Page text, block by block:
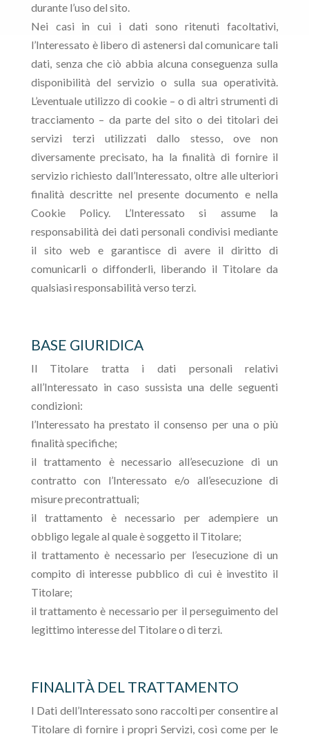
durante l’uso del sito.
Nei casi in cui i dati sono ritenuti facoltativi,
l’Interessato è libero di astenersi dal comunicare tali
dati, senza che ciò abbia alcuna conseguenza sulla
disponibilità del servizio o sulla sua operatività.
L’eventuale utilizzo di cookie – o di altri strumenti di
tracciamento – da parte del sito o dei titolari dei
servizi terzi utilizzati dallo stesso, ove non
diversamente precisato, ha la finalità di fornire il
servizio richiesto dall’Interessato, oltre alle ulteriori
finalità descritte nel presente documento e nella
Cookie Policy. L’Interessato si assume la
responsabilità dei dati personali condivisi mediante
il sito web e garantisce di avere il diritto di
comunicarli o diffonderli, liberando il Titolare da
qualsiasi responsabilità verso terzi.
BASE GIURIDICA
Il Titolare tratta i dati personali relativi
all’Interessato in caso sussista una delle seguenti
condizioni:
l’Interessato ha prestato il consenso per una o più
finalità specifiche;
il trattamento è necessario all’esecuzione di un
contratto con l’Interessato e/o all’esecuzione di
misure precontrattuali;
il trattamento è necessario per adempiere un
obbligo legale al quale è soggetto il Titolare;
il trattamento è necessario per l’esecuzione di un
compito di interesse pubblico di cui è investito il
Titolare;
il trattamento è necessario per il perseguimento del
legittimo interesse del Titolare o di terzi.
FINALITÀ DEL TRATTAMENTO
I Dati dell’Interessato sono raccolti per consentire al
Titolare di fornire i propri Servizi, così come per le